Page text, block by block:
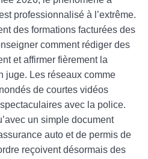
professionnalisé à l’extrême.
des formations facturées des
comment rédiger des
et affirmer fièrement la
juge. Les réseaux comme
de courtes vidéos
avec la police.
un simple document
auto et de permis de
reçoivent désormais des